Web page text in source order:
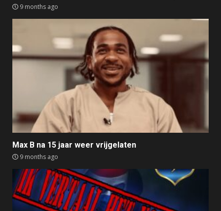
9 months ago
Max B na 15 jaar weer vrijgelaten
9 months ago